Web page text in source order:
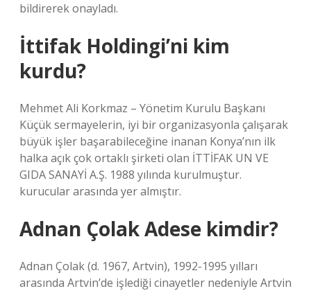
bildirerek onayladı.
İttifak Holdingi’ni kim
kurdu?
Mehmet Ali Korkmaz – Yönetim Kurulu Başkanı
Küçük sermayelerin, iyi bir organizasyonla çalışarak
büyük işler başarabileceğine inanan Konya’nın ilk
halka açık çok ortaklı şirketi olan İTTİFAK UN VE
GIDA SANAYİ A.Ş. 1988 yılında kurulmuştur.
kurucular arasında yer almıştır.
Adnan Çolak Adese kimdir?
Adnan Çolak (d. 1967, Artvin), 1992-1995 yılları
arasında Artvin’de işlediği cinayetler nedeniyle Artvin